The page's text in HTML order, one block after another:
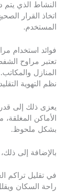
النشاط الذي يتم
اتخاذ القرار
المستخدم.
فوائد استخدام
تعتبر مراوح
المنازل
نظم التهوية
يعزى ذلك إلى
الأماكن
بشكل ملحوظ.
بالإضافة إلى
في تقليل تراكم
راحة السكان